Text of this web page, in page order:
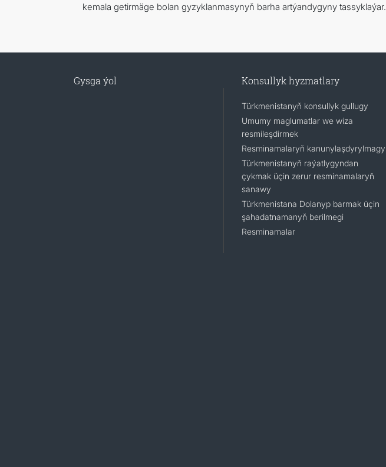
kemala getirmäge bolan gyzyklanmasynyň barha artýandygyny tassyklaýar.
Gysga ýol Konsullyk hyzmatlary
Türkmenistanyň konsullyk gullugy
Umumy maglumatlar we wiza
resmileşdirmek
Resminamalaryň kanunylaşdyrylmagy
Türkmenistanyň raýatlygyndan
çykmak üçin zerur resminamalaryň
sanawy
Türkmenistana Dolanyp barmak üçin
şahadatnamanyň berilmegi
Resminamalar